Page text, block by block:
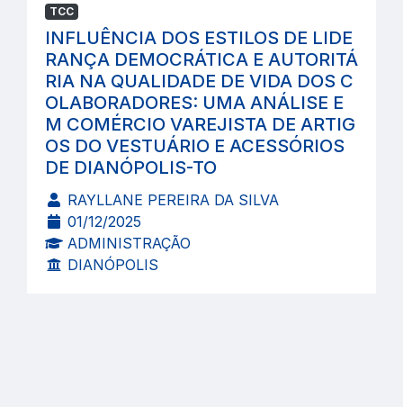
TCC
INFLUÊNCIA DOS ESTILOS DE LIDE
RANÇA DEMOCRÁTICA E AUTORITÁ
RIA NA QUALIDADE DE VIDA DOS C
OLABORADORES: UMA ANÁLISE E
M COMÉRCIO VAREJISTA DE ARTIG
OS DO VESTUÁRIO E ACESSÓRIOS
DE DIANÓPOLIS-TO
RAYLLANE PEREIRA DA SILVA
01/12/2025
ADMINISTRAÇÃO
DIANÓPOLIS